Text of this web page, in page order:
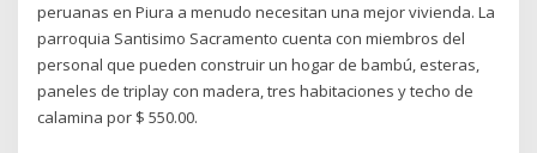
peruanas en Piura a menudo necesitan una mejor vivienda. La
parroquia Santisimo Sacramento cuenta con miembros del
personal que pueden construir un hogar de bambú, esteras,
paneles de triplay con madera, tres habitaciones y techo de
calamina por $ 550.00.